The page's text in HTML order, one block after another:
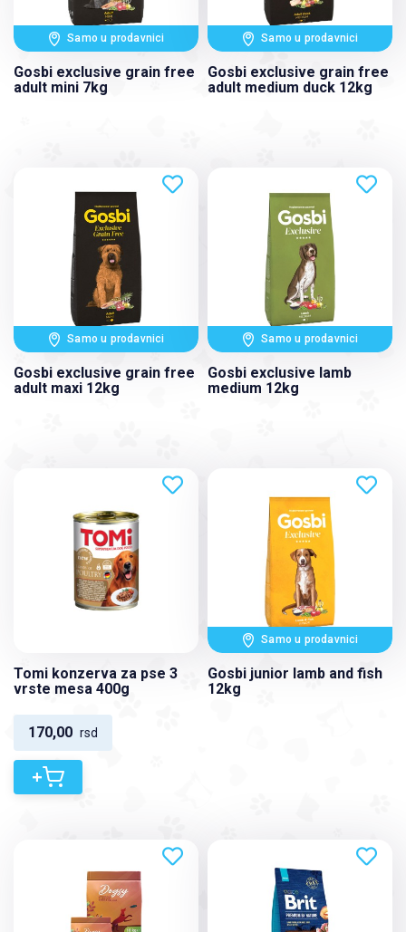
Samo u prodavnici
Gosbi exclusive grain free
adult mini 7kg
Samo u prodavnici
Gosbi exclusive grain free
adult medium duck 12kg
Samo u prodavnici
Gosbi exclusive grain free
adult maxi 12kg
Samo u prodavnici
Gosbi exclusive lamb
medium 12kg
Tomi konzerva za pse 3
vrste mesa 400g
170,00 rsd
+
Samo u prodavnici
Gosbi junior lamb and fish
12kg